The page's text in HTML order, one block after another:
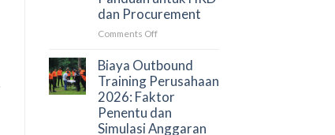
Estimasi
Budget
dan Procurement
Comments Offon
Memilih
Vendor
Team
Building
yang
Tepat
Biaya Outbound
Training Perusahaan
2026: Faktor
Penentu dan
Simulasi Anggaran